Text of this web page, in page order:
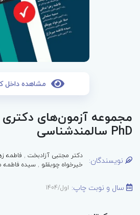
مشاهده داخل
مجموعه آزمون‌های
PhD سالمند‌شناسی
نویسندگان: دکتر مجتبی آزادبخت ,فاطمه
خیرخواه چوبقلو ,سیده فاطمه
سال و نوبت چاپ: اول/1404